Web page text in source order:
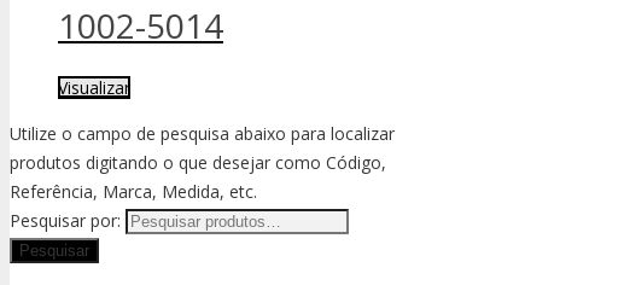
1002-5014
Visualizar
Utilize o campo de pesquisa abaixo para localizar
produtos digitando o que desejar como Código,
Referência, Marca, Medida, etc.
Pesquisar por: